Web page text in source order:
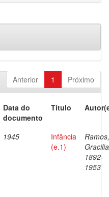
Anterior 1 Próximo
Data do
documento
Título
1945
Infância
(e.1)
Ramos,
1892-
1953